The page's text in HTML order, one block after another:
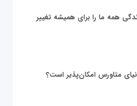
همه ما را برای همیشه تغییر
دنیای متاورس امکان‌پذیر است؟